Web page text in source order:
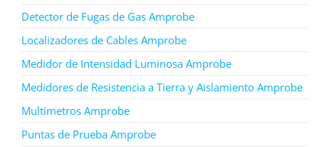
Detector de Fugas de Gas Amprobe
Localizadores de Cables Amprobe
Medidor de Intensidad Luminosa Amprobe
Medidores de Resistencia a Tierra y Aislamiento Amprobe
Multímetros Amprobe
Puntas de Prueba Amprobe